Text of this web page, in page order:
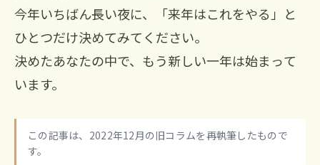
今年いちばん長い夜に、「来年はこれをやる」と
ひとつだけ決めてみてください。
決めたあなたの中で、もう新しい一年は始まって
います。
この記事は、2022年12月の旧コラムを再執筆したもので
す。